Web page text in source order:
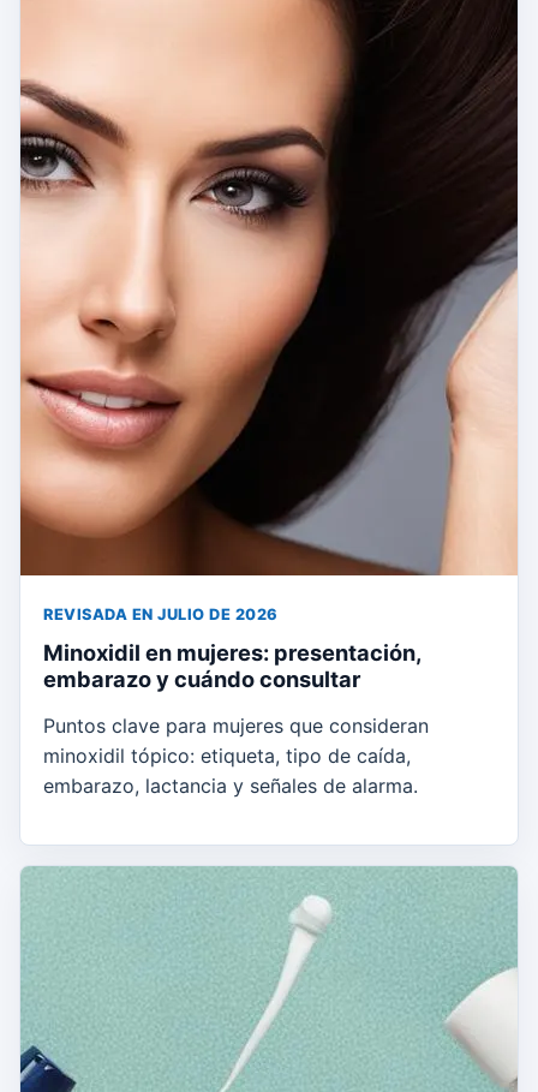
REVISADA EN JULIO DE 2026
Minoxidil en mujeres: presentación,
embarazo y cuándo consultar
Puntos clave para mujeres que consideran
minoxidil tópico: etiqueta, tipo de caída,
embarazo, lactancia y señales de alarma.